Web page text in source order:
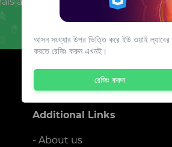
Additional Links
- About us
আসন সংখ্যার উপর ভিত্তি করে ইউ ওয়াই
করতে রেজিঃ করুন এখনই।
রেজিঃ করুন